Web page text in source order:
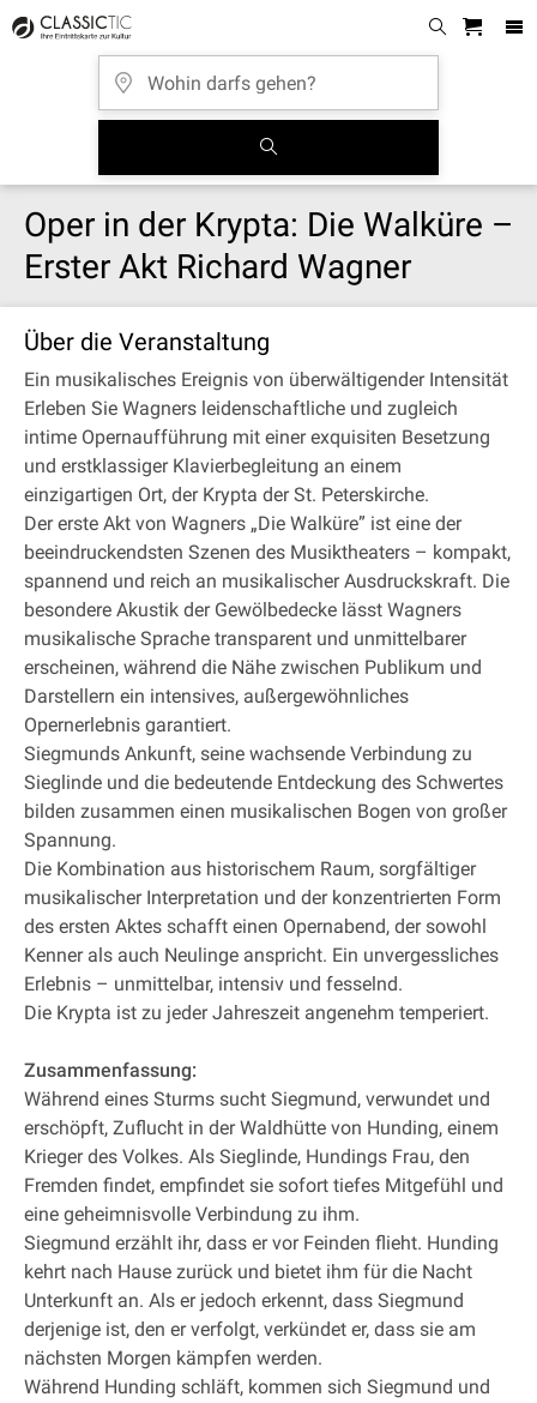
Oper in der Krypta: Die Walküre –
Erster Akt Richard Wagner
Über die Veranstaltung
Ein musikalisches Ereignis von überwältigender Intensität
Erleben Sie Wagners leidenschaftliche und zugleich
intime Opernaufführung mit einer exquisiten Besetzung
und erstklassiger Klavierbegleitung an einem
einzigartigen Ort, der Krypta der St. Peterskirche.
Der erste Akt von Wagners „Die Walküre” ist eine der
beeindruckendsten Szenen des Musiktheaters – kompakt,
spannend und reich an musikalischer Ausdruckskraft. Die
besondere Akustik der Gewölbedecke lässt Wagners
musikalische Sprache transparent und unmittelbarer
erscheinen, während die Nähe zwischen Publikum und
Darstellern ein intensives, außergewöhnliches
Opernerlebnis garantiert.
Siegmunds Ankunft, seine wachsende Verbindung zu
Sieglinde und die bedeutende Entdeckung des Schwertes
bilden zusammen einen musikalischen Bogen von großer
Spannung.
Die Kombination aus historischem Raum, sorgfältiger
musikalischer Interpretation und der konzentrierten Form
des ersten Aktes schafft einen Opernabend, der sowohl
Kenner als auch Neulinge anspricht. Ein unvergessliches
Erlebnis – unmittelbar, intensiv und fesselnd.
Die Krypta ist zu jeder Jahreszeit angenehm temperiert.
Zusammenfassung:
Während eines Sturms sucht Siegmund, verwundet und
erschöpft, Zuflucht in der Waldhütte von Hunding, einem
Krieger des Volkes. Als Sieglinde, Hundings Frau, den
Fremden findet, empfindet sie sofort tiefes Mitgefühl und
eine geheimnisvolle Verbindung zu ihm.
Siegmund erzählt ihr, dass er vor Feinden flieht. Hunding
kehrt nach Hause zurück und bietet ihm für die Nacht
Unterkunft an. Als er jedoch erkennt, dass Siegmund
derjenige ist, den er verfolgt, verkündet er, dass sie am
nächsten Morgen kämpfen werden.
Während Hunding schläft, kommen sich Siegmund und